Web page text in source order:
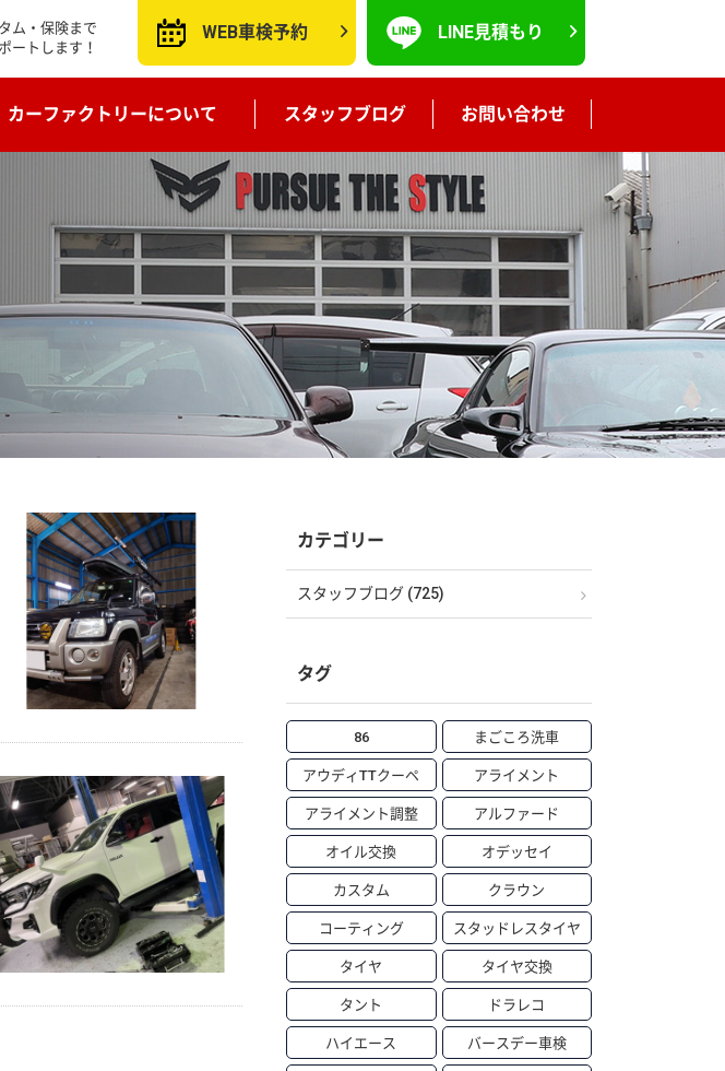
ム・保険まで
ートします！
WEB車検予約 LINE見積もり
カーファクトリーについて スタッフブログ お問い合わせ
カテゴリー
スタッフブログ (725)
タグ
86 まごころ洗車
アウディTTクーペ アライメント
アライメント調整 アルファード
オイル交換 オデッセイ
カスタム クラウン
コーティング スタッドレスタイヤ
タイヤ タイヤ交換
タント ドラレコ
ハイエース バースデー車検